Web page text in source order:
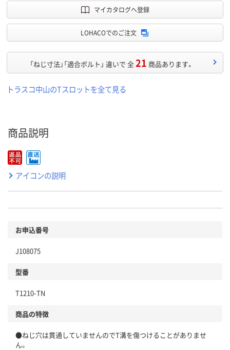
マイカタログへ登録
LOHACOでのご注文
「ねじ寸法」「適合ボルト」 違いで 全21 商品あります。
トラスコ中山のTスロットを全て見る
商品説明
アイコンの説明
お申込番号
J108075
型番
T1210-TN
商品の特徴
●ねじ穴は貫通していませんのでT溝を傷つけることがありませ
ん。